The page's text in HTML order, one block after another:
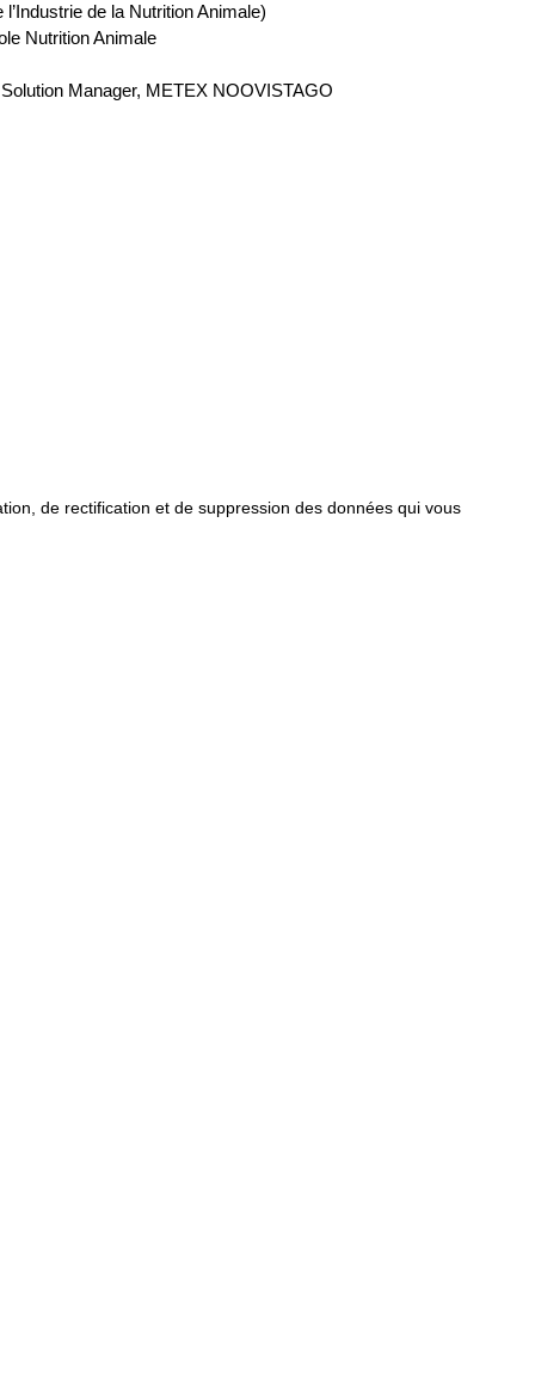
de la Nutrition Animale)
Nutrition Animale
Manager, METEX NOOVISTAGO
de rectification et de suppression des données qui vous